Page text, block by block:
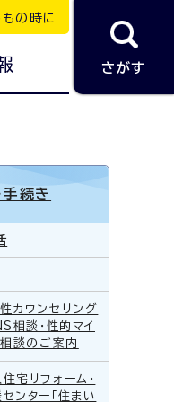
もの時に
さがす
手続き
カウンセリング
相談・性的マイ
談のご案内
宅リフォーム・
ンター「住まい